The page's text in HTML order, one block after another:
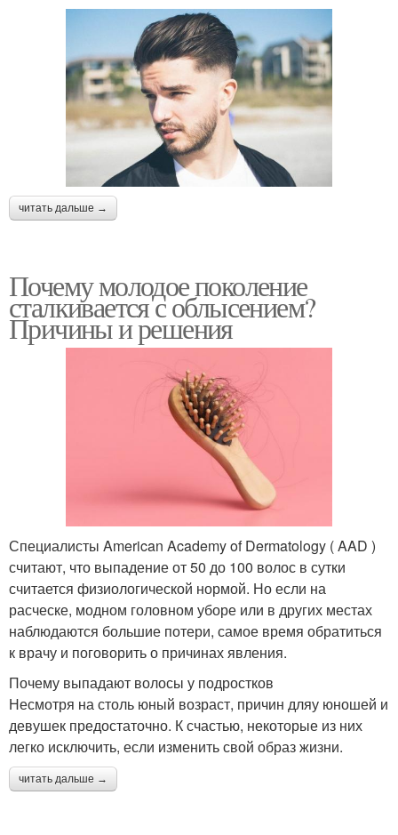
читать дальше →
Почему молодое поколение
сталкивается с облысением?
Причины и решения
Специалисты American Academy of Dermatology ( AAD )
считают, что выпадение от 50 до 100 волос в сутки
считается физиологической нормой. Но если на
расческе, модном головном уборе или в других местах
наблюдаются большие потери, самое время обратиться
к врачу и поговорить о причинах явления.
Почему выпадают волосы у подростков
Несмотря на столь юный возраст, причин дляу юношей и
девушек предостаточно. К счастью, некоторые из них
легко исключить, если изменить свой образ жизни.
читать дальше →